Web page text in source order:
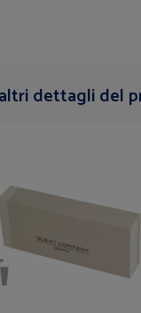
dettagli del